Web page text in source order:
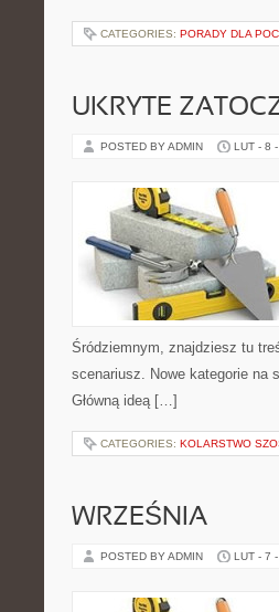
CATEGORIES: PORADY DLA
UKRYTE
POSTED BY ADMIN LUT - 8
Śródziemnym, znajdziesz tu
scenariusz. Nowe kategorie na
Główną ideą […]
CATEGORIES: KOLARSTWO
WRZEŚNIA
POSTED BY ADMIN LUT - 7